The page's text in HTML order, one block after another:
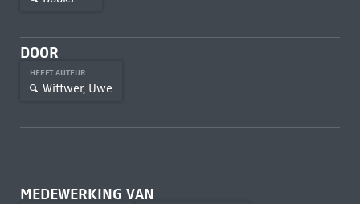
DOOR
HEEFT AUTEUR
Wittwer, Uwe
MEDEWERKING VAN